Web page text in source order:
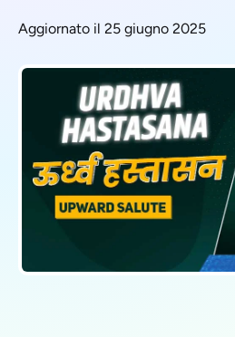
Aggiornato il 25 giugno 2025